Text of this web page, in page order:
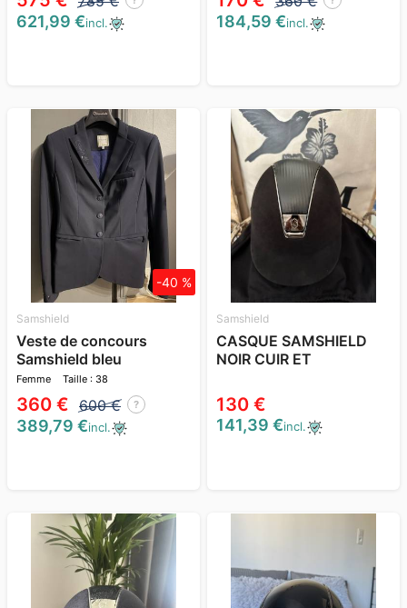
621,99 €incl. 184,59 €incl.
Samshield
Veste de concours
Samshield bleu
Femme Taille : 38
360 € 600 € ?
-40 %
389,79 €incl.
Samshield
CASQUE SAMSHIELD
NOIR CUIR ET
130 €
141,39 €incl.